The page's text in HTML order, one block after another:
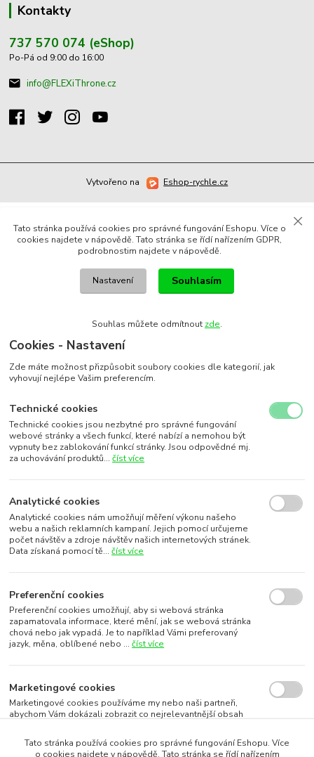
Kontakty
737 570 074 (eShop)
Po-Pá od 9:00 do 16:00
info@FLEXiThrone.cz
Vytvořeno na Eshop-rychle.cz
Tato stránka používá cookies pro správné fungování Eshopu. Více o
cookies najdete v nápovědě. Tato stránka se řídí nařízením GDPR,
podrobnostim najdete v nápovědě.
Nastavení Souhlasím
Souhlas můžete odmítnout zde.
Cookies - Nastavení
Zde máte možnost přizpůsobit soubory cookies dle kategorií, jak
vyhovují nejlépe Vašim preferencím.
Technické cookies
Technické cookies jsou nezbytné pro správné fungování
webové stránky a všech funkcí, které nabízí a nemohou být
vypnuty bez zablokování funkcí stránky. Jsou odpovědné mj.
za uchovávání produktů...číst více
Analytické cookies
Analytické cookies nám umožňují měření výkonu našeho
webu a našich reklamních kampaní. Jejich pomocí určujeme
počet návštěv a zdroje návštěv našich internetových stránek.
Data získaná pomocí tě...číst více
Preferenční cookies
Preferenční cookies umožňují, aby si webová stránka
zapamatovala informace, které mění, jak se webová stránka
chová nebo jak vypadá. Je to například Vámi preferovaný
jazyk, měna, oblíbené nebo ...číst více
Marketingové cookies
Marketingové cookies používáme my nebo naši partneři,
abychom Vám dokázali zobrazit co nejrelevantnější obsah
subjektů. To je možn...
Tato stránka používá cookies pro správné fungování Eshopu. Více
o cookies najdete v nápovědě. Tato stránka se řídí nařízením